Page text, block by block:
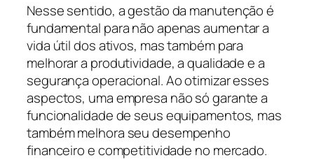
Nesse sentido, a gestão da manutenção é
fundamental para não apenas aumentar a
vida útil dos ativos, mas também para
melhorar a produtividade, a qualidade e a
segurança operacional. Ao otimizar esses
aspectos, uma empresa não só garante a
funcionalidade de seus equipamentos, mas
também melhora seu desempenho
financeiro e competitividade no mercado.